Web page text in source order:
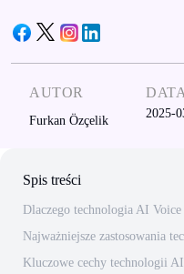
AUTOR
Furkan Özçelik
DATA
2025-
Spis treści
Dlaczego technologia AI
Najważniejsze zastosowania
Kluczowe cechy technologii